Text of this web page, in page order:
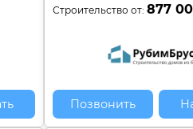
Строительство от:877
Позвонить